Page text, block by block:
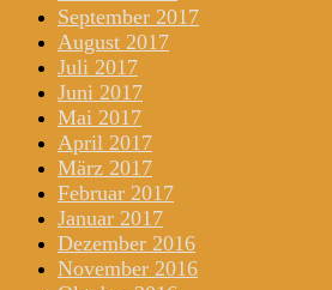
September 2017
August 2017
Juli 2017
Juni 2017
Mai 2017
April 2017
März 2017
Februar 2017
Januar 2017
Dezember 2016
November 2016